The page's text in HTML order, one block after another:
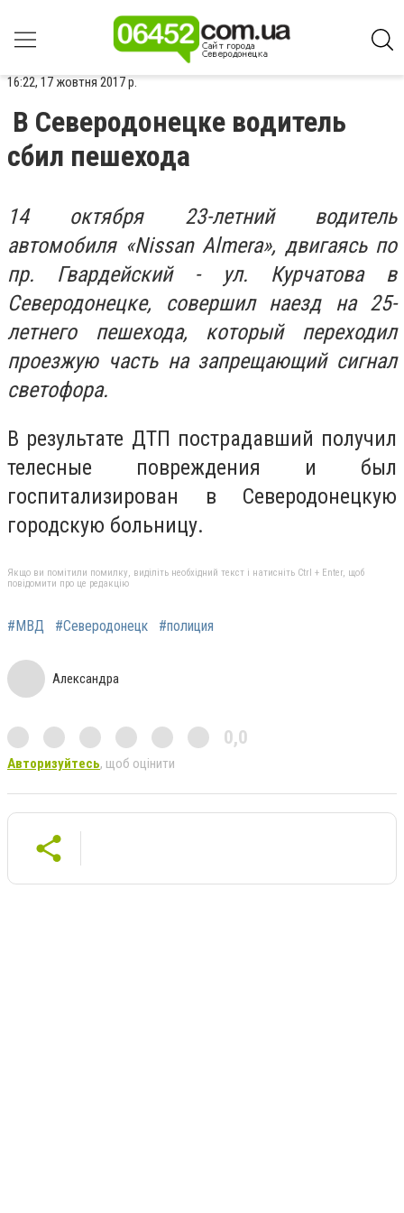
16:22, 17 жовтня 2017 р.
В Северодонецке водитель
сбил пешехода
14 октября 23-летний водитель
автомобиля «Nissan Аlmera», двигаясь по
пр. Гвардейский - ул. Курчатова в
Северодонецке, совершил наезд на 25-
летнего пешехода, который переходил
проезжую часть на запрещающий сигнал
светофора.
В результате ДТП пострадавший получил
телесные повреждения и был
госпитализирован в Северодонецкую
городскую больницу.
Якщо ви помітили помилку, виділіть необхідний текст і натисніть Ctrl + Enter, щоб
повідомити про це редакцію
#МВД #Северодонецк #полиция
Александра
0,0
Авторизуйтесь, щоб оцінити